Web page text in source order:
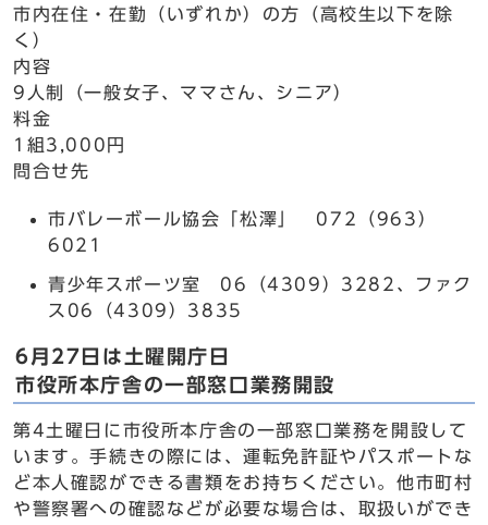
市内在住・在勤（いずれか）の方（高校生以下を除
く）
内容
9人制（一般女子、ママさん、シニア）
料金
1組3,000円
問合せ先
市バレーボール協会「松澤」 072（963）
6021
青少年スポーツ室 06（4309）3282、ファク
ス06（4309）3835
6月27日は土曜開庁日
市役所本庁舎の一部窓口業務開設
第4土曜日に市役所本庁舎の一部窓口業務を開設して
います。手続きの際には、運転免許証やパスポートな
ど本人確認ができる書類をお持ちください。他市町村
や警察署への確認などが必要な場合は、取扱いができ